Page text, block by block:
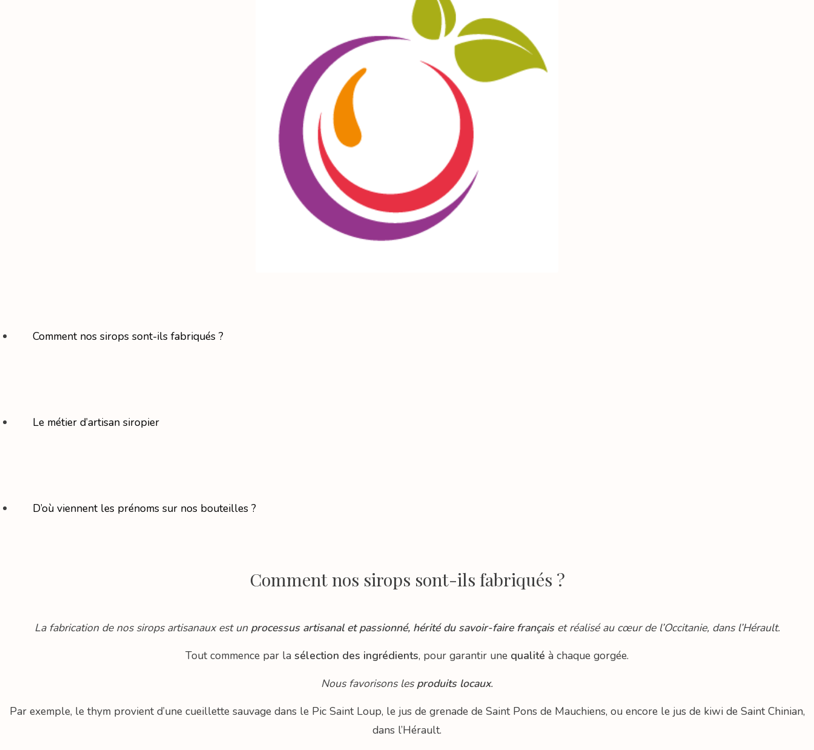
Comment nos sirops sont-ils fabriqués ?
Le métier d’artisan siropier
D’où viennent les prénoms sur nos bouteilles ?
Comment nos sirops sont-ils fabriqués ?
La fabrication de nos sirops artisanaux est un processus artisanal et passionné, hérité du savoir-faire françaiset réalisé au cœur de l’Occitanie, dans l’Hérault.
Tout commence par la sélection des ingrédients, pour garantir une qualité à chaque gorgée.
Nous favorisons lesproduits locaux.
Par exemple, le thym provient d’une cueillette sauvage dans le Pic Saint Loup, le jus de grenade de Saint Pons de Mauchiens, ou encore le jus de kiwi de Saint Chinian,
dans l’Hérault.